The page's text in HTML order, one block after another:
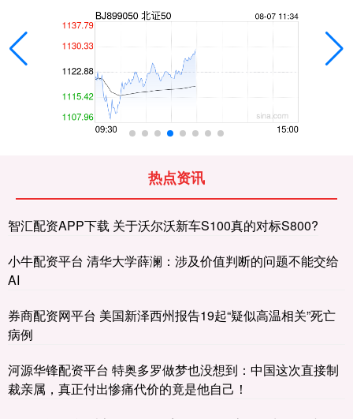
热点资讯
智汇配资APP下载 关于沃尔沃新车S100真的对标S800?
小牛配资平台 清华大学薛澜：涉及价值判断的问题不能交给
AI
券商配资网平台 美国新泽西州报告19起“疑似高温相关”死亡
病例
河源华锋配资平台 特奥多罗做梦也没想到：中国这次直接制
裁亲属，真正付出惨痛代价的竟是他自己！